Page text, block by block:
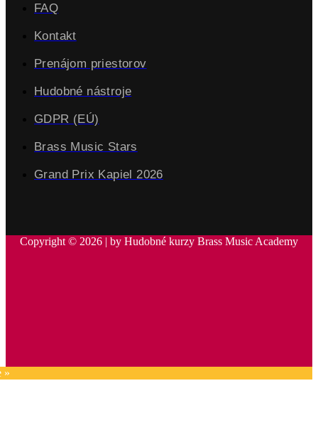
FAQ
Kontakt
Prenájom priestorov
Hudobné nástroje
GDPR (EÚ)
Brass Music Stars
Grand Prix Kapiel 2026
Copyright © 2026 | by Hudobné kurzy Brass Music Academy
»